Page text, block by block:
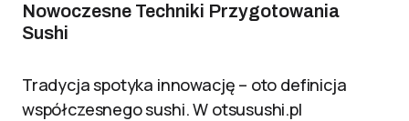
Nowoczesne Techniki Przygotowania
Sushi
Tradycja spotyka innowację – oto definicja
współczesnego sushi. W otsusushi.pl